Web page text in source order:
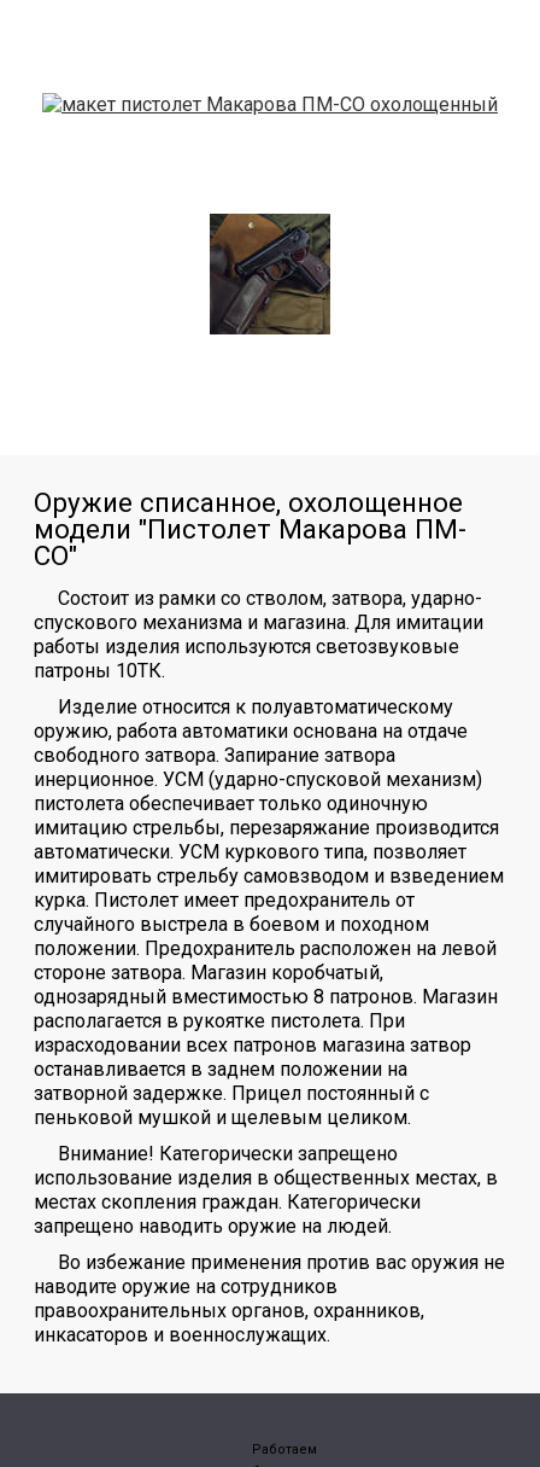
Оружие списанное, охолощенное
модели "Пистолет Макарова ПМ-
СО"
Состоит из рамки со стволом, затвора, ударно-
спускового механизма и магазина. Для имитации
работы изделия используются светозвуковые
патроны 10ТК.
Изделие относится к полуавтоматическому
оружию, работа автоматики основана на отдаче
свободного затвора. Запирание затвора
инерционное. УСМ (ударно-спусковой механизм)
пистолета обеспечивает только одиночную
имитацию стрельбы, перезаряжание производится
автоматически. УСМ куркового типа, позволяет
имитировать стрельбу самовзводом и взведением
курка. Пистолет имеет предохранитель от
случайного выстрела в боевом и походном
положении. Предохранитель расположен на левой
стороне затвора. Магазин коробчатый,
однозарядный вместимостью 8 патронов. Магазин
располагается в рукоятке пистолета. При
израсходовании всех патронов магазина затвор
останавливается в заднем положении на
затворной задержке. Прицел постоянный с
пеньковой мушкой и щелевым целиком.
Внимание! Категорически запрещено
использование изделия в общественных местах, в
местах скопления граждан. Категорически
запрещено наводить оружие на людей.
Во избежание применения против вас оружия не
наводите оружие на сотрудников
правоохранительных органов, охранников,
инкасаторов и военнослужащих.
Работаем